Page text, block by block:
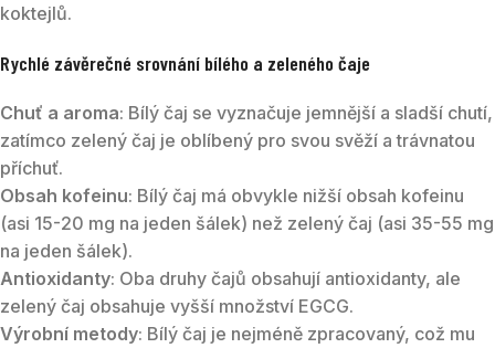
koktejlů.
Rychlé závěrečné srovnání bílého a zeleného čaje
Chuť a aroma: Bílý čaj se vyznačuje jemnější a sladší chutí,
zatímco zelený čaj je oblíbený pro svou svěží a trávnatou
příchuť.
Obsah kofeinu: Bílý čaj má obvykle nižší obsah kofeinu
(asi 15-20 mg na jeden šálek) než zelený čaj (asi 35-55 mg
na jeden šálek).
Antioxidanty: Oba druhy čajů obsahují antioxidanty, ale
zelený čaj obsahuje vyšší množství EGCG.
Výrobní metody: Bílý čaj je nejméně zpracovaný, což mu